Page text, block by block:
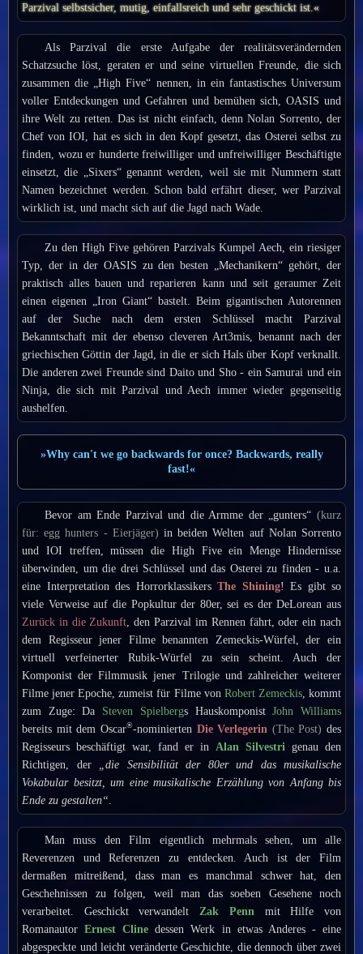
Parzival selbstsicher, mutig, einfallsreich und sehr geschickt ist.«
Als Parzival die erste Aufgabe der realitätsverändernden
Schatzsuche löst, geraten er und seine virtuellen Freunde, die sich
zusammen die „High Five“ nennen, in ein fantastisches Universum
voller Entdeckungen und Gefahren und bemühen sich, OASIS und
ihre Welt zu retten. Das ist nicht einfach, denn Nolan Sorrento, der
Chef von IOI, hat es sich in den Kopf gesetzt, das Osterei selbst zu
finden, wozu er hunderte freiwilliger und unfreiwilliger Beschäftigte
einsetzt, die „Sixers“ genannt werden, weil sie mit Nummern statt
Namen bezeichnet werden. Schon bald erfährt dieser, wer Parzival
wirklich ist, und macht sich auf die Jagd nach Wade.
Zu den High Five gehören Parzivals Kumpel Aech, ein riesiger
Typ, der in der OASIS zu den besten „Mechanikern“ gehört, der
praktisch alles bauen und reparieren kann und seit geraumer Zeit
einen eigenen „Iron Giant“ bastelt. Beim gigantischen Autorennen
auf der Suche nach dem ersten Schlüssel macht Parzival
Bekanntschaft mit der ebenso cleveren Art3mis, benannt nach der
griechischen Göttin der Jagd, in die er sich Hals über Kopf verknallt.
Die anderen zwei Freunde sind Daito und Sho - ein Samurai und ein
Ninja, die sich mit Parzival und Aech immer wieder gegenseitig
aushelfen.
»Why can't we go backwards for once? Backwards, really
fast!«
Bevor am Ende Parzival und die Armme der „gunters“ (kurz
für: egg hunters - Eierjäger) in beiden Welten auf Nolan Sorrento
und IOI treffen, müssen die High Five ein Menge Hindernisse
überwinden, um die drei Schlüssel und das Osterei zu finden - u.a.
eine Interpretation des Horrorklassikers The Shining! Es gibt so
viele Verweise auf die Popkultur der 80er, sei es der DeLorean aus
Zurück in die Zukunft , den Parzival im Rennen fährt, oder ein nach
dem Regisseur jener Filme benannten Zemeckis-Würfel, der ein
virtuell verfeinerter Rubik-Würfel zu sein scheint. Auch der
Komponist der Filmmusik jener Trilogie und zahlreicher weiterer
Filme jener Epoche, zumeist für Filme von Robert Zemeckis, kommt
zum Zuge: Da Steven Spielbergs HauskomponistJohn Williams
bereits mit dem Oscar®-nominierten Die Verlegerin (The Post) des
Regisseurs beschäftigt war, fand er in Alan Silvestri genau den
Richtigen, der
„die Sensibilität der 80er und das musikalische
Vokabular besitzt, um eine musikalische Erzählung von Anfang bis
Ende zu gestalten“
Man muss den Film eigentlich mehrmals sehen, um alle
Reverenzen und Referenzen zu entdecken. Auch ist der Film
dermaßen mitreißend, dass man es manchmal schwer hat, den
Geschehnissen zu folgen, weil man das soeben Gesehene noch
verarbeitet. Geschickt verwandelt Zak Penn mit Hilfe von
RomanautorErnest Cline dessen Werk in etwas Anderes - eine
abgespeckte und leicht veränderte Geschichte, die dennoch über zwei